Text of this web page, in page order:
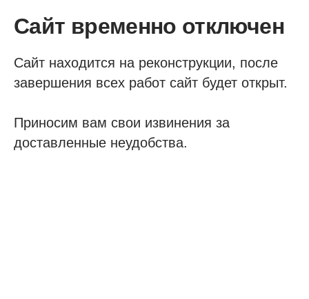
Сайт временно отключен
Сайт находится на реконструкции, после
завершения всех работ сайт будет открыт.
Приносим вам свои извинения за
доставленные неудобства.